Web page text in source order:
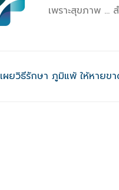
เพราะสุขภาพ
เผยวิธีรักษา ภูมิแพ้ ให้หายขา